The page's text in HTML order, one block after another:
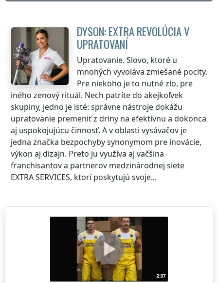
DYSON: EXTRA REVOLÚCIA V
UPRATOVANÍ
Upratovanie. Slovo, ktoré u
mnohých vyvoláva zmiešané pocity.
Pre niekoho je to nutné zlo, pre
iného zenový rituál. Nech patríte do akejkoľvek
skupiny, jedno je isté: správne nástroje dokážu
upratovanie premeniť z driny na efektívnu a dokonca
aj uspokojujúcu činnosť. A v oblasti vysávačov je
jedna značka bezpochyby synonymom pre inovácie,
výkon aj dizajn. Preto ju využíva aj väčšina
franchisantov a partnerov medzinárodnej siete
EXTRA SERVICES, ktorí poskytujú svoje...